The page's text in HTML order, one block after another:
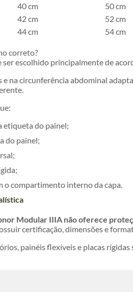
40 cm 50 cm
42 cm 52 cm
44 cm 54 cm
correto?
ser escolhido principalmente de
e na circunferência abdominal
etiqueta do painel;
do painel;
o compartimento interno da capa.
Modular IIIA não oferece
certificação, dimensões e
painéis flexíveis e placas